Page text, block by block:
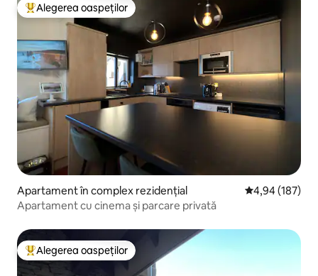
Locuință din topul categoriei Alegerea oaspeților
Alegerea oaspeților
Apartament în complex rezidențial Scor mediu de
4,94 (187)
Apartament cu cinema și parcare privată
Locuință din topul categoriei Alegerea oaspeților
Alegerea oaspeților